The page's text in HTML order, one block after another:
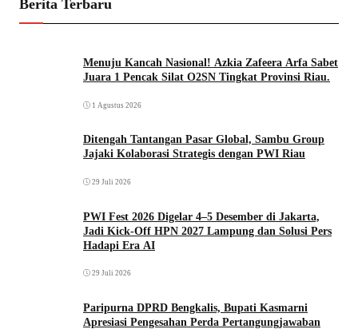
Berita Terbaru
Menuju Kancah Nasional! Azkia Zafeera Arfa Sabet
Juara 1 Pencak Silat O2SN Tingkat Provinsi Riau.
1 Agustus 2026
Ditengah Tantangan Pasar Global, Sambu Group
Jajaki Kolaborasi Strategis dengan PWI Riau
29 Juli 2026
PWI Fest 2026 Digelar 4–5 Desember di Jakarta,
Jadi Kick-Off HPN 2027 Lampung dan Solusi Pers
Hadapi Era AI
29 Juli 2026
Paripurna DPRD Bengkalis, Bupati Kasmarni
Apresiasi Pengesahan Perda Pertangungjawaban